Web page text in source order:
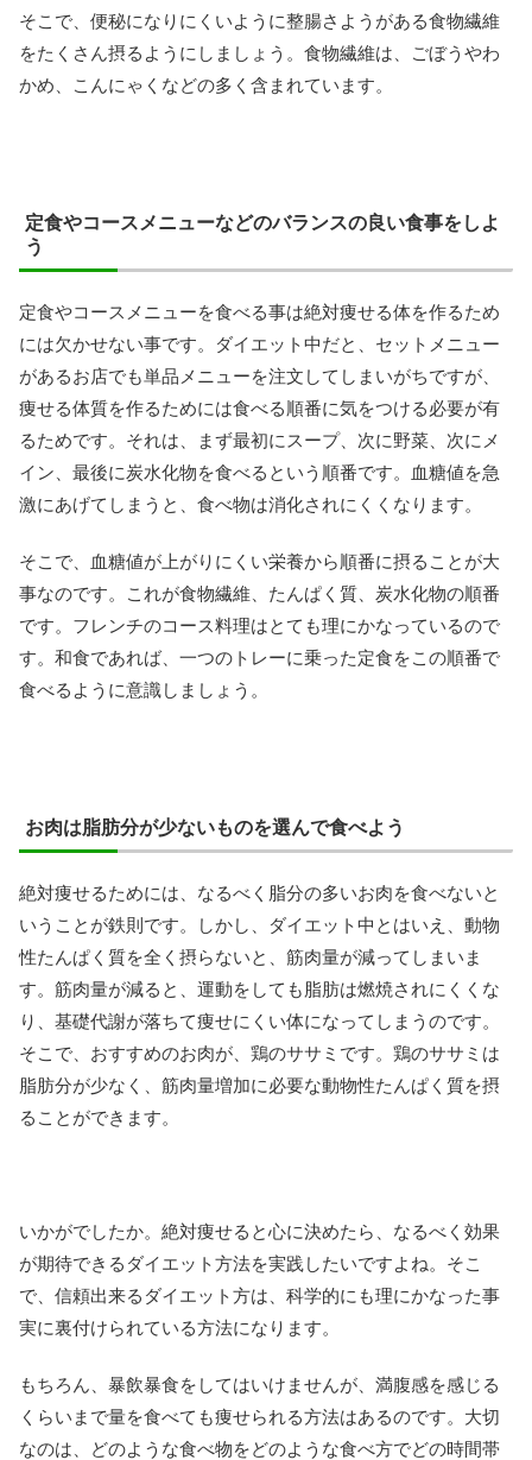
そこで、便秘になりにくいように整腸さようがある食物繊維
をたくさん摂るようにしましょう。食物繊維は、ごぼうやわ
かめ、こんにゃくなどの多く含まれています。
定食やコースメニューなどのバランスの良い食事をしよ
う
定食やコースメニューを食べる事は絶対痩せる体を作るため
には欠かせない事です。ダイエット中だと、セットメニュー
があるお店でも単品メニューを注文してしまいがちですが、
痩せる体質を作るためには食べる順番に気をつける必要が有
るためです。それは、まず最初にスープ、次に野菜、次にメ
イン、最後に炭水化物を食べるという順番です。血糖値を急
激にあげてしまうと、食べ物は消化されにくくなります。
そこで、血糖値が上がりにくい栄養から順番に摂ることが大
事なのです。これが食物繊維、たんぱく質、炭水化物の順番
です。フレンチのコース料理はとても理にかなっているので
す。和食であれば、一つのトレーに乗った定食をこの順番で
食べるように意識しましょう。
お肉は脂肪分が少ないものを選んで食べよう
絶対痩せるためには、なるべく脂分の多いお肉を食べないと
いうことが鉄則です。しかし、ダイエット中とはいえ、動物
性たんぱく質を全く摂らないと、筋肉量が減ってしまいま
す。筋肉量が減ると、運動をしても脂肪は燃焼されにくくな
り、基礎代謝が落ちて痩せにくい体になってしまうのです。
そこで、おすすめのお肉が、鶏のササミです。鶏のササミは
脂肪分が少なく、筋肉量増加に必要な動物性たんぱく質を摂
ることができます。
いかがでしたか。絶対痩せると心に決めたら、なるべく効果
が期待できるダイエット方法を実践したいですよね。そこ
で、信頼出来るダイエット方は、科学的にも理にかなった事
実に裏付けられている方法になります。
もちろん、暴飲暴食をしてはいけませんが、満腹感を感じる
くらいまで量を食べても痩せられる方法はあるのです。大切
なのは、どのような食べ物をどのような食べ方でどの時間帯